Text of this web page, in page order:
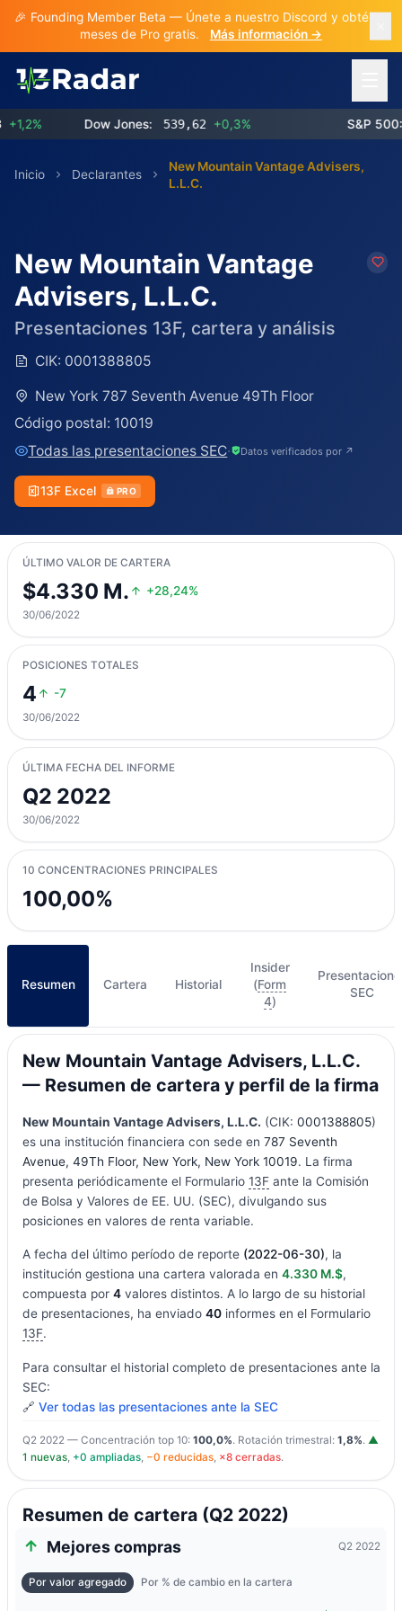
🎉 Founding Member Beta — Únete a nuestro Discord y obtén 3
meses de Pro gratis.
Más información →
Dow Jones: 539,62 +0,3% S&P 500:
Inicio Declarantes
New Mountain Vantage Advisers,
L.L.C.
New Mountain Vantage
Advisers, L.L.C.
Presentaciones 13F, cartera y análisis
CIK: 0001388805
New York 787 Seventh Avenue 49Th Floor
Código postal: 10019
Todas las presentaciones SEC· Datos verificados por ↗
13F Excel PRO
ÚLTIMO VALOR DE CARTERA
$4.330 M. +28,24%
30/06/2022
POSICIONES TOTALES
4 -7
30/06/2022
ÚLTIMA FECHA DEL INFORME
Q2 2022
30/06/2022
10 CONCENTRACIONES PRINCIPALES
100,00%
Resumen Cartera Historial
Insider
(Form
4)
SEC
New Mountain Vantage Advisers, L.L.C.
— Resumen de cartera y perfil de la firma
New Mountain Vantage Advisers, L.L.C. (CIK: 0001388805)
es una institución financiera con sede en 787 Seventh
Avenue, 49Th Floor, New York, New York 10019. La firma
presenta periódicamente el Formulario 13Fante la Comisión
de Bolsa y Valores de EE. UU. (SEC), divulgando sus
posiciones en valores de renta variable.
A fecha del último período de reporte (2022-06-30), la
institución gestiona una cartera valorada en 4.330 M.$,
compuesta por 4valores distintos. A lo largo de su historial
de presentaciones, ha enviado 40informes en el Formulario
13F.
Para consultar el historial completo de presentaciones ante la
SEC:
🔗 Ver todas las presentaciones ante la SEC
Q2 2022 — Concentración top 10: 100,0%. Rotación trimestral: 1,8%. ▲
1 nuevas, +0 ampliadas, −0 reducidas, ×8 cerradas.
Resumen de cartera (Q2 2022)
Mejores compras Q2 2022
Por valor agregado Por % de cambio en la cartera